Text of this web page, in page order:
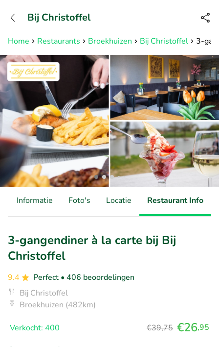
Bereikbaar tot 23:00 uur
Home Restaurants Broekhuizen Bij Christoffel 3-
Bij Christoffel
Informatie Foto's Locatie Restaurant Info
3-gangendiner à la carte bij Bij
Christoffel
9.4 Perfect • 406 beoordelingen
Bij Christoffel
Broekhuizen (482km)
Verkocht: 400 €39,75 €26,95